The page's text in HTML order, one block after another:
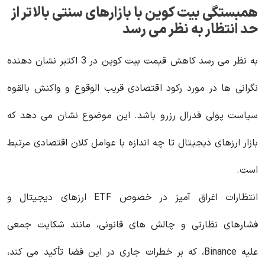
همبستگی بیت کوین با بازارهای سنتی بالاتر از
حد انتظار به نظر می رسد
به نظر می رسد کاهش قیمت بیت کوین در 3 اکتبر نشان دهنده
نگرانی ها در مورد رکود اقتصادی قریب الوقوع و واکنش بالقوه
سیاست پولی فدرال رزرو باشد. این موضوع نشان می دهد که
بازار ارزهای دیجیتال تا چه اندازه با عوامل کلان اقتصادی مرتبط
است.
انتظارات اغراق آمیز در خصوص ETF ارزهای دیجیتال و
فشارهای نظارتی و چالش های قانونی، مانند شکایت جمعی
علیه Binance، که بر خطرات جاری در این فضا تأکید می کند،